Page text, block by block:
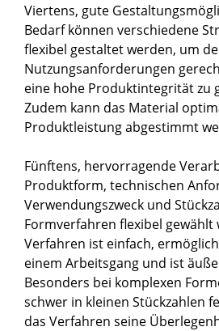
Viertens, gute
Bedarf können verschiedene
flexibel gestaltet werden, um
Nutzungsanforderungen
eine hohe Produktintegrität zu
Zudem kann das Material
Produktleistung abgestimmt
Fünftens, hervorragende
Produktform, technischen
Verwendungszweck und
Formverfahren flexibel gewählt
Verfahren ist einfach,
einem Arbeitsgang und ist
Besonders bei komplexen
schwer in kleinen Stückzahlen
das Verfahren seine